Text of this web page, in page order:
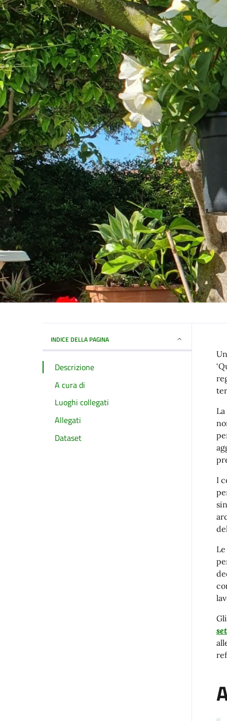
INDICE DELLA PAGINA
Descrizione
A cura di
Luoghi collegati
Allegati
Dataset
‘
I